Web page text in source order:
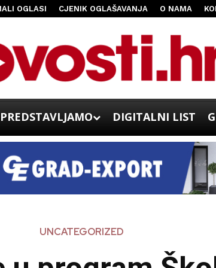
OGLASI CJENIK OGLAŠAVANJA O NAMA
PREDSTAVLJAMO DIGITALNI LIST
UNCATEGORIZED